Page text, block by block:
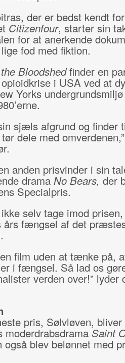
der er bedst kendt
Citizenfour, starter sin
for at anerkende
fod med fiktion.
Bloodshedfinder en
i USA ved at
Yorks
sjæls afgrund og finder
dele med
anden prisvinder i sin
drama No Bears, der
Specialpris.
selv tage imod
års fængsel af det
film uden at tænke på,
i fængsel. Så lad os
verden over!” lyder
pris, Sølvløven,
moderdrabsdrama Saint
blev belønnet med